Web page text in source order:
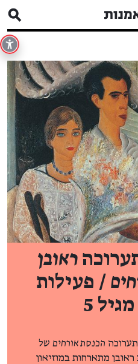
ראובן
/ פעילות
5
הכנסת אורחים של
ראובן מתארחות במוזיאון